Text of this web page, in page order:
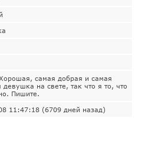
самая добрая и самая
девушка на свете, так что я то, что
Пишите.
11:47:18 (6709 дней назад)